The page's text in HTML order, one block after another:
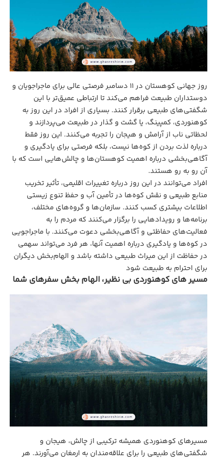
روز جهانی کوهستان در ۱۱ دسامبر فرصتی عالی برای ماجراجویان و
دوستداران طبیعت فراهم می‌کند تا ارتباطی عمیق‌تر با این
شگفتی‌های طبیعی برقرار کنند. بسیاری از افراد در این روز به
کوهنوردی، کمپینگ، یا گشت‌ و گذار در طبیعت می‌پردازند و
لحظاتی ناب از آرامش و هیجان را تجربه می‌کنند. این روز فقط
درباره لذت بردن از کوه‌ها نیست، بلکه فرصتی برای یادگیری و
آگاهی‌بخشی درباره اهمیت کوهستان‌ها و چالش‌هایی است که با
آن رو به‌ رو هستند.
افراد می‌توانند در این روز درباره تغییرات اقلیمی، تأثیر تخریب
منابع طبیعی و نقش کوه‌ها در تأمین آب و حفظ تنوع زیستی
اطلاعات بیشتری کسب کنند. سازمان‌ها و گروه‌های مختلف،
برنامه‌ها و رویدادهایی را برگزار می‌کنند که مردم را به
فعالیت‌های حفاظتی و آگاهی‌بخشی دعوت می‌کنند. با ماجراجویی
در کوه‌ها و یادگیری درباره اهمیت آنها، هر فرد می‌تواند سهمی
در حفاظت از این میراث طبیعی داشته باشد و الهام‌بخش دیگران
برای احترام به طبیعت شود
مسیر های کوهنوردی بی‌ نظیر، الهام‌ بخش سفرهای شما
مسیرهای کوهنوردی همیشه ترکیبی از چالش، هیجان و
شگفتی‌های طبیعی را برای علاقه‌مندان به ارمغان می‌آورند. هر